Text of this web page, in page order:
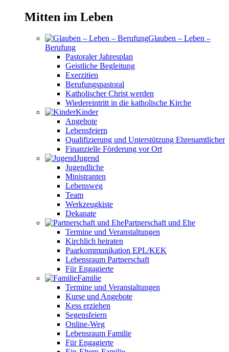
Mitten im Leben
Glauben – Leben –
Berufung
Pastoraler Jahresplan
Geistliche Begleitung
Exerzitien
Berufungspastoral
Katholischer Christ werden
Wiedereintritt in die katholische Kirche
Kinder
Angebote
Lebensfeiern
Qualifizierung und Unterstützung Ehrenamtlicher
Finanzielle Förderung vor Ort
Jugend
Jugendliche
Ministranten
Lebensweg
Team
Werkzeugkiste
Dekanate
Partnerschaft und Ehe
Termine und Veranstaltungen
Kirchlich heiraten
Paarkommunikation EPL/KEK
Lebensraum Partnerschaft
Für Engagierte
Familie
Termine und Veranstaltungen
Kurse und Angebote
Kess erziehen
Segensfeiern
Online-Weg
Lebensraum Familie
Für Engagierte